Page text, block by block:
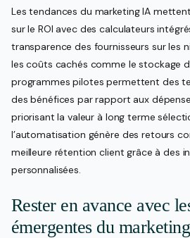
Les tendances du marketing IA
sur le ROI avec des calculateurs
transparence des fournisseurs sur les
les coûts cachés comme le stockage
programmes pilotes permettent des
des bénéfices par rapport aux
priorisant la valeur à long terme
l’automatisation génère des retours
meilleure rétention client grâce à des
personnalisées.
Rester en avance avec
émergentes du